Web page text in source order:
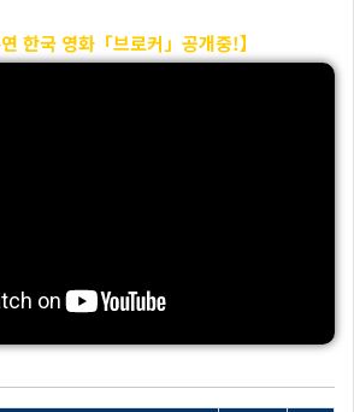
연 한국 영화「브로커」공개중!】